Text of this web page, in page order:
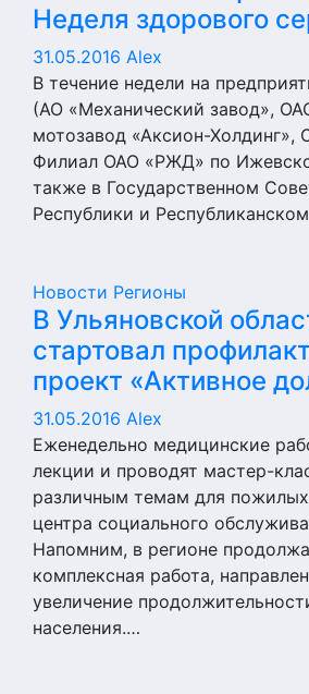
Неделя здорового
31.05.2016 Alex
В течение недели на
(АО «Механический завод»,
мотозавод «Аксион-Холдинг»,
Филиал ОАО «РЖД» по
также в Государственном
Республики и
Новости Регионы
В Ульяновской
стартовал
проект «Активное
31.05.2016 Alex
Еженедельно медицинские
лекции и проводят мастер-
различным темам для пожилых
центра социального
Напомним, в регионе
комплексная работа,
увеличение
населения.…